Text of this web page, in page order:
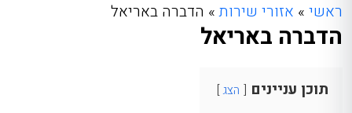
ראשי » אזורי שירות» הדברה באריאל
הדברה באריאל
תוכן עניינים הצג